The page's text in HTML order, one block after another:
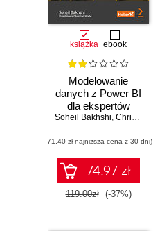
książka ebook
Modelowanie
danych z Power BI
dla ekspertów
analityki. Jak w
możliwości Power
BI
Soheil Bakhshi, Christian Wade
(71,40 zł najniższa cena z 30 dni)
74.97 zł
119.00zł (-37%)